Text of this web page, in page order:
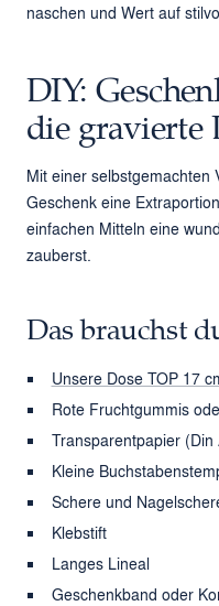
naschen und Wert auf
DIY:
die gravierte
Mit einer selbstgemachten
Geschenk eine
einfachen Mitteln eine
zauberst.
Das brauchst
Unsere Dose TOP 17
Rote Fruchtgummis
Transparentpapier (Din
Kleine
Schere und
Klebstift
Langes Lineal
Geschenkband oder